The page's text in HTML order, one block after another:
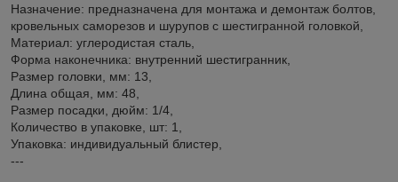
Назначение: предназначена для монтажа и демонтаж болтов,
кровельных саморезов и шурупов с шестигранной головкой,
Материал: углеродистая сталь,
Форма наконечника: внутренний шестигранник,
Размер головки, мм: 13,
Длина общая, мм: 48,
Размер посадки, дюйм: 1/4,
Количество в упаковке, шт: 1,
Упаковка: индивидуальный блистер,
---